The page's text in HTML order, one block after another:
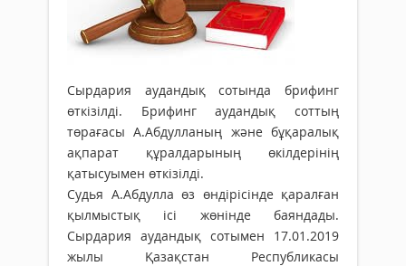
Сырдария аудандық сотында брифинг
өткізілді. Брифинг аудандық соттың
төрағасы А.Абдулланың және бұқаралық
ақпарат құралдарының өкілдерінің
қатысуы­мен өткізілді.
Судья А.Абдулла өз өндірісінде қаралған
қылмыс­тық ісі жөнінде баяндады.
Сырдария аудандық сотымен 17.01.2019
жылы Қазақстан Республикасы